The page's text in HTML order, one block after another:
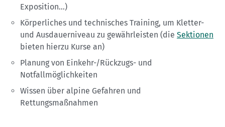
Exposition…)
Körperliches und technisches Training, um Kletter-
und Ausdauerniveau zu gewährleisten (die Sektionen
bieten hierzu Kurse an)
Planung von Einkehr-/Rückzugs- und
Notfallmöglichkeiten
Wissen über alpine Gefahren und
Rettungsmaßnahmen